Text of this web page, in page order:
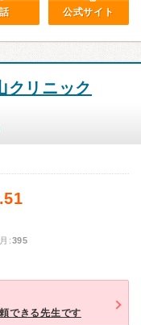
公式サイト
クリニック
:395
できる先生です